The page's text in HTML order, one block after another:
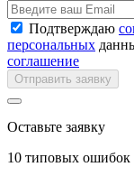
Подтверждаю
персональных
соглашение
Отправить заявку
Оставьте заявку
10 типовых ошибок